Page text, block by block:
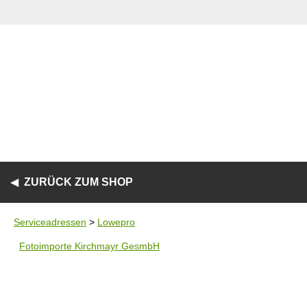
ZURÜCK ZUM SHOP
Serviceadressen > Lowepro
Fotoimporte Kirchmayr GesmbH